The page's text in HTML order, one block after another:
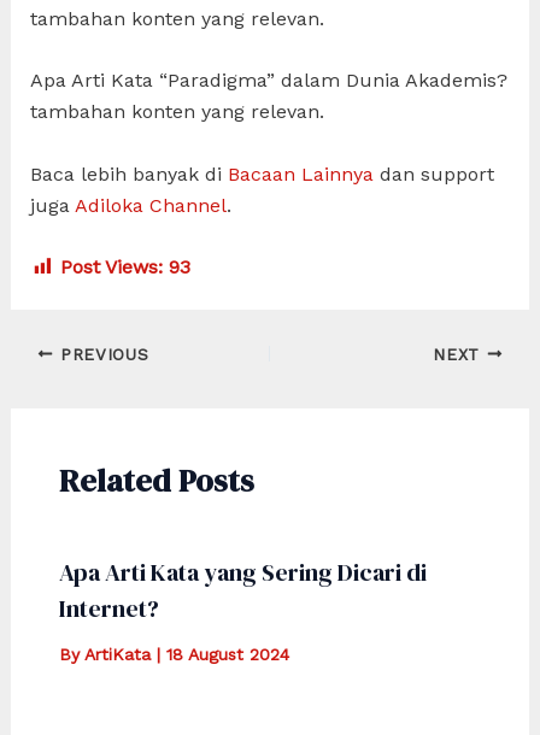
tambahan konten yang relevan.
Apa Arti Kata “Paradigma” dalam Dunia Akademis?
tambahan konten yang relevan.
Baca lebih banyak di Bacaan Lainnyadan support
juga Adiloka Channel.
Post Views: 93
Post
PREVIOUS NEXT
Related Posts
Apa Arti Kata yang Sering Dicari di
Internet?
ByArtiKata | 18 August 2024